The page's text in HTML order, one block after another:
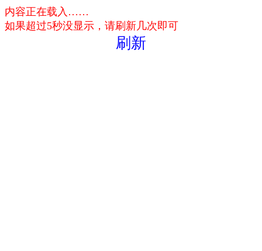
内容正在载入……
如果超过5秒没显示，请刷新几次即可
刷新